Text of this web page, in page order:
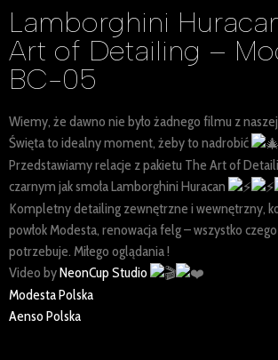
Lamborghini
Art of Detailing –
BC-05
Wiemy, że dawno nie było żadnego filmu z
Święta to idealny moment, żeby to nadrobić
Przedstawiamy relacje z pakietu The Art of
czarnym jak smoła Lamborghini Huracan
Kompletny detailing zewnętrzne i wewnętrzny,
powłok Modesta, renowacja felg – wszystko
potrzebuje. Miłego oglądania !
Video byNeonCup Studio
Modesta Polska
Aenso Polska